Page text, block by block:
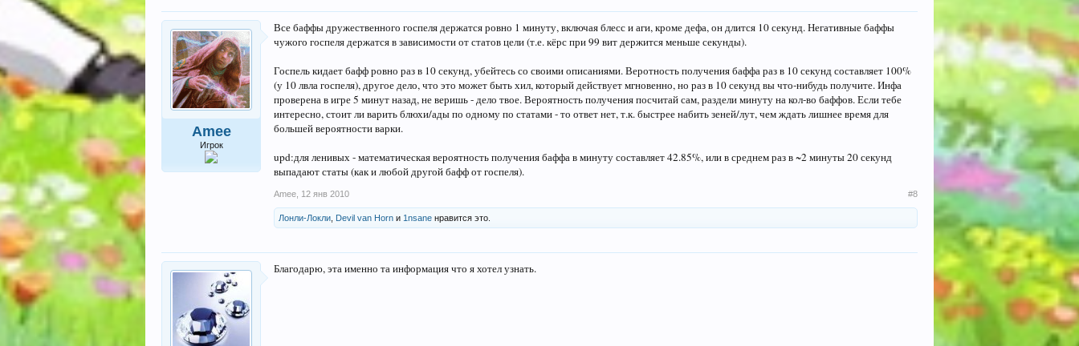
Amee
Игрок
Все баффы дружественного госпеля держатся ровно 1 минуту, включая блесс и аги, кроме дефа, он длится 10 секунд. Негативные баффы
чужого госпеля держатся в зависимости от статов цели (т.е. кёрс при 99 вит держится меньше секунды).
Госпель кидает бафф ровно раз в 10 секунд, убейтесь со своими описаниями. Веротность получения баффа раз в 10 секунд составляет 100%
(у 10 лвла госпеля), другое дело, что это может быть хил, который действует мгновенно, но раз в 10 секунд вы что-нибудь получите. Инфа
проверена в игре 5 минут назад, не веришь - дело твое. Вероятность получения посчитай сам, раздели минуту на кол-во баффов. Если тебе
интересно, стоит ли варить блюхи/ады по одному по статами - то ответ нет, т.к. быстрее набить зеней/лут, чем ждать лишнее время для
большей вероятности варки.
upd:для ленивых - математическая вероятность получения баффа в минуту составляет 42.85%, или в среднем раз в ~2 минуты 20 секунд
выпадают статы (как и любой другой бафф от госпеля).
Amee 12 янв 2010 #8
Лонли-Локли Devil van Horn и 1nsane нравится это.
Благодарю, эта именно та информация что я хотел узнать.